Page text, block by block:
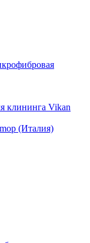
клининга Vikan
(Италия)